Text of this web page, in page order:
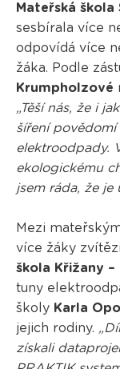
Mateřská
sesbírala více
odpovídá více
žáka. Podle
Krumpholzové
„Těší nás, že i
šíření povědomí
elektroodpady.
ekologickému
jsem ráda, že je
Mezi
více žáky
škola Křižany –
tuny
školy Karla
jejich rodiny.
získali